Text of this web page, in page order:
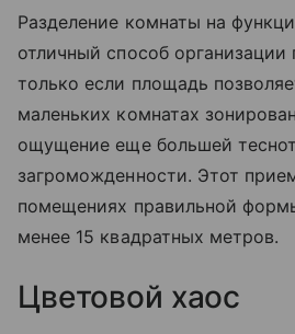
Разделение комнаты на
отличный способ организации
только если площадь
маленьких комнатах
ощущение еще большей
загроможденности. Этот
помещениях правильной
менее 15 квадратных метров.
Цветовой хаос